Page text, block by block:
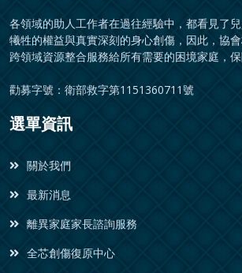
各領域的助人工作者在過往經驗中，都看見了
犧牲的權益與真實深刻的身心創傷，因此，協
跨領域資源整合服務給所有需要的困境家庭，保
勸募字號：衛部救字第1151360711號
選單資訊
關於我們
最新消息
離異家庭家長諮詢服務
全芯創傷復原中心